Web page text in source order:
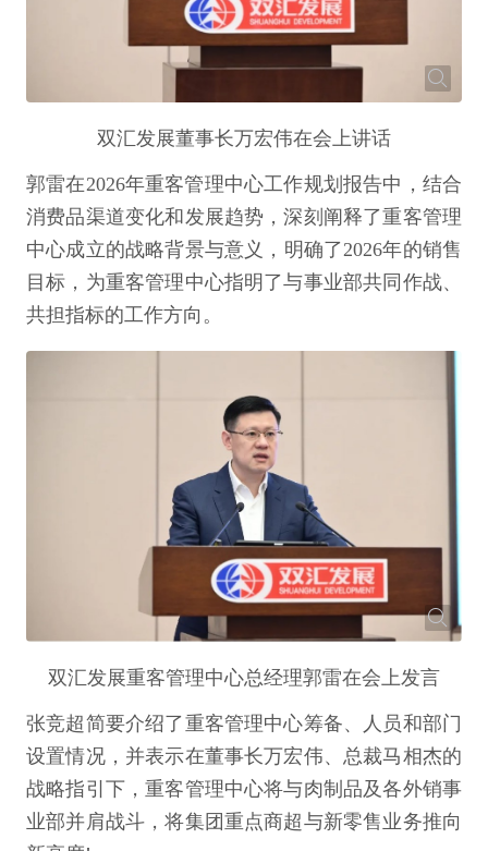
双汇发展董事长万宏伟在会上讲话
郭雷在2026年重客管理中心工作规划报告中，结合
消费品渠道变化和发展趋势，深刻阐释了重客管理
中心成立的战略背景与意义，明确了2026年的销售
目标，为重客管理中心指明了与事业部共同作战、
共担指标的工作方向。
双汇发展重客管理中心总经理郭雷在会上发言
张竞超简要介绍了重客管理中心筹备、人员和部门
设置情况，并表示在董事长万宏伟、总裁马相杰的
战略指引下，重客管理中心将与肉制品及各外销事
业部并肩战斗，将集团重点商超与新零售业务推向